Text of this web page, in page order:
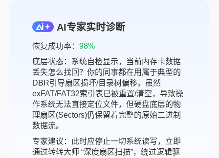
AI专家实时诊断
恢复成功率： 98%
底层状态：系统自检显示，当前内存卡数据
丢失怎么找回？你的同事都在用属于典型的
DBR引导扇区损坏/目录树偏移。虽然
exFAT/FAT32索引表已被重置/清空，导致操
作系统无法直接定位文件，但硬盘底层的物
理扇区(Sectors)仍保留着完整的原始二进制
数据流。
专家建议：此时应停止一切系统读写，立即
通过转转大师 “深度扇区扫描”，绕过逻辑驱